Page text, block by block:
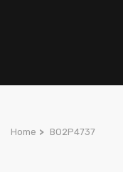
Home > BO2P4737